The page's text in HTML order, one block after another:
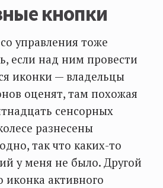
кнопки
управления тоже
если над ним провести
иконки — владельцы
оценят, там похожая
сенсорных
разнесены
так что каких-то
у меня не было. Другой
иконка активного